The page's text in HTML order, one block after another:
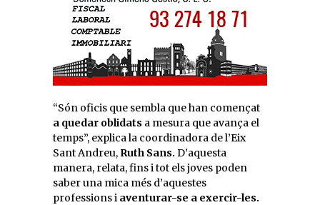
“Són oficis que sembla que han començat
a quedar oblidats a mesura que avança el
temps”, explica la coordinadora de l’Eix
Sant Andreu, Ruth Sans. D’aquesta
manera, relata, fins i tot els joves poden
saber una mica més d’aquestes
professions i aventurar-se a exercir-les.